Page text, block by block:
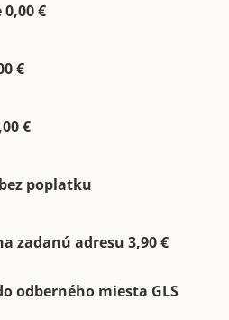
€
€
€
poplatku
zadanú adresu 3,90 €
odberného miesta GLS